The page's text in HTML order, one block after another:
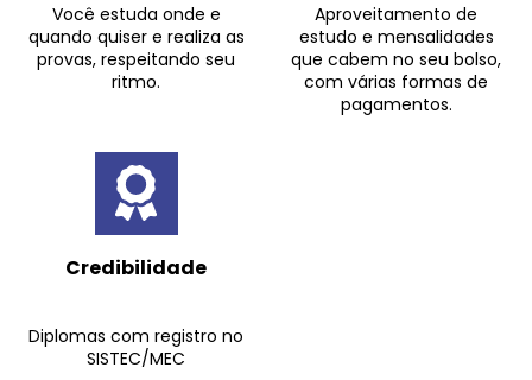
Você estuda onde e
quando quiser e realiza as
provas, respeitando seu
ritmo.
Aproveitamento de
estudo e mensalidades
que cabem no seu bolso,
com várias formas de
pagamentos.
Credibilidade
Diplomas com registro no
SISTEC/MEC